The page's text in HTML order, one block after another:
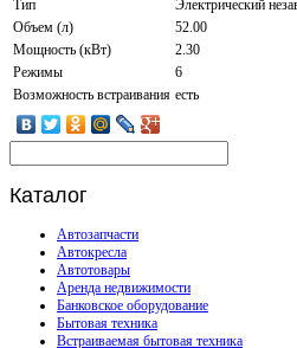
Тип
Электрический
Объем (л)
52.00
Мощность (кВт)
2.30
Режимы
6
Возможность встраивания есть
Каталог
Автозапчасти
Автокресла
Автотовары
Аренда недвижимости
Банковское оборудование
Бытовая техника
Встраиваемая бытовая техника